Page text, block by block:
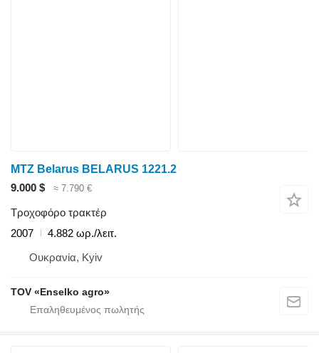
MTZ Belarus BELARUS 1221.2
9.000 $
≈ 7.790 €
Τροχοφόρο τρακτέρ
2007
4.882 ωρ./λειτ.
Ουκρανία, Kyiv
TOV «Enselko agro»